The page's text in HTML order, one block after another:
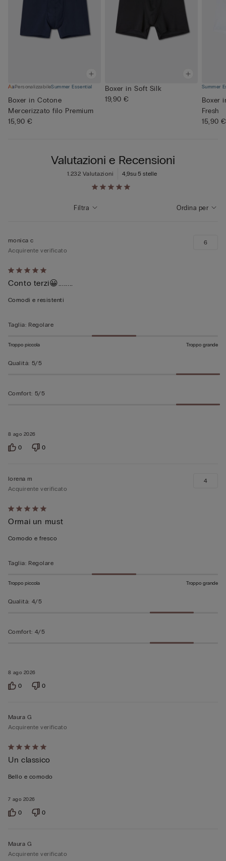
PersonalizzabileSummer Essential
Boxer in Cotone
Mercerizzato filo Premium
15,90 €
Boxer in Soft Silk
19,90 €
Summer
Boxer
Fresh
15,90 €
Valutazioni e Recensioni
4,9su 5 stelle
1.232 Valutazioni
Ordina per
Filtra
Valutato
5
su
8 ago 2026
monica c
Acquirente verificato
Conto terzi😀........
Comodi e resistenti
6
Taglia: Regolare
Troppo piccola Troppo grande
Qualità: 5/5
Comfort: 5/5
0 0
Valutato
5
su
8 ago 2026
lorena m
Acquirente verificato
Ormai un must
Comodo e fresco
4
Taglia: Regolare
Troppo piccola Troppo grande
Qualità: 4/5
Comfort: 4/5
0 0
Valutato
5
su
7 ago 2026
Maura G
Acquirente verificato
Un classico
Bello e comodo
0 0
Maura G
Acquirente verificato